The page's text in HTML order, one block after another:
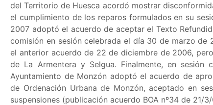
del Territorio de Huesca acordó mostrar
el cumplimiento de los reparos formulados en su
2007 adoptó el acuerdo de aceptar el Texto
comisión en sesión celebrada el día 30 de marzo
el anterior acuerdo de 22 de diciembre de 2006,
de La Armentera y Selgua. Finalmente, en
Ayuntamiento de Monzón adoptó el acuerdo de
de Ordenación Urbana de Monzón, aceptado en
suspensiones (publicación acuerdo BOA nº34 de 21/